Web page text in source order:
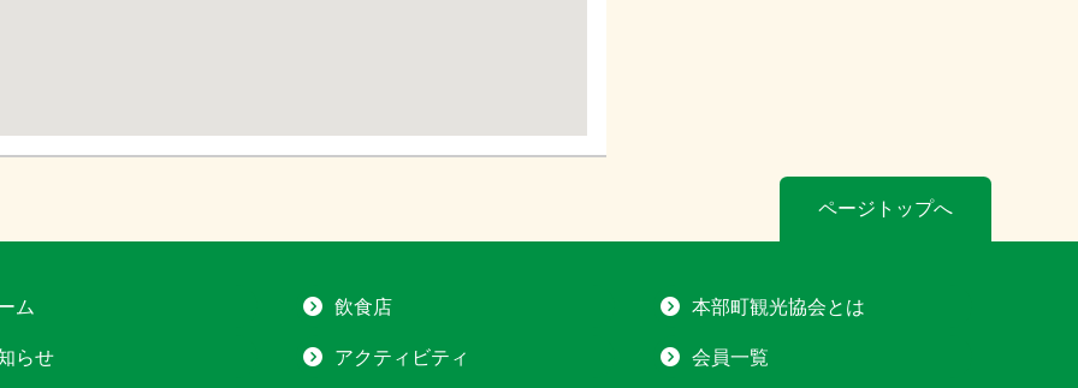
ページトップへ
ム
らせ
飲食店
アクティビティ
本部町観光協会とは
会員一覧